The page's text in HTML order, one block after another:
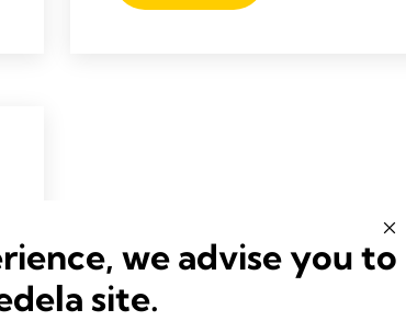
we advise you to
site.